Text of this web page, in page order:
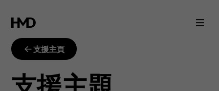
我
的
充
支援主頁